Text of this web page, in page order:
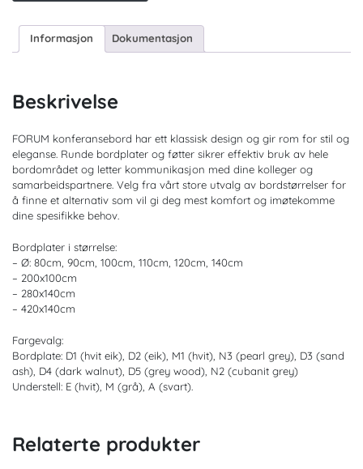
Informasjon Dokumentasjon
Beskrivelse
FORUM konferansebord har ett klassisk design og gir rom for stil og
eleganse. Runde bordplater og føtter sikrer effektiv bruk av hele
bordområdet og letter kommunikasjon med dine kolleger og
samarbeidspartnere. Velg fra vårt store utvalg av bordstørrelser for
å finne et alternativ som vil gi deg mest komfort og imøtekomme
dine spesifikke behov.
Bordplater i størrelse:
– Ø: 80cm, 90cm, 100cm, 110cm, 120cm, 140cm
– 200x100cm
– 280x140cm
– 420x140cm
Fargevalg:
Bordplate: D1 (hvit eik), D2 (eik), M1 (hvit), N3 (pearl grey), D3 (sand
ash), D4 (dark walnut), D5 (grey wood), N2 (cubanit grey)
Understell: E (hvit), M (grå), A (svart).
Relaterte produkter